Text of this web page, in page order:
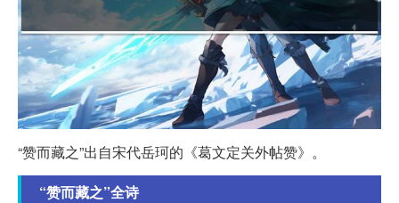
“赞而藏之”出自宋代岳珂的《葛文定关外帖赞》。
“赞而藏之”全诗